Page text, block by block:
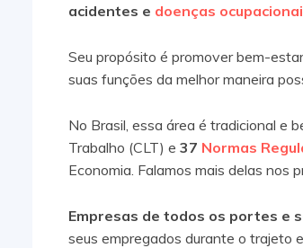
acidentes e doenças
Seu propósito é promover bem-
suas funções da melhor maneira
No Brasil, essa área é tradicional e
Trabalho (CLT) e 37 Normas
Economia. Falamos mais delas nos
Empresas de todos os portes e
seus empregados durante o trajeto